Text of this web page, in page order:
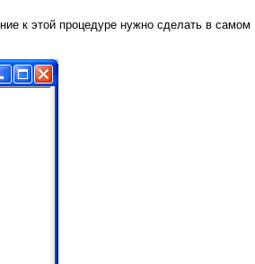
к этой процедуре нужно сделать в самом